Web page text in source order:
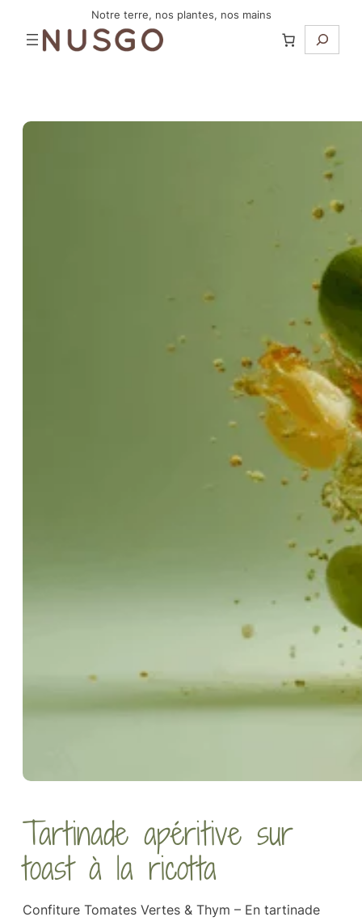
Notre terre, nos plantes, nos mains
Tartinade apéritive sur
toast à la ricotta
Confiture Tomates Vertes & Thym – En tartinade